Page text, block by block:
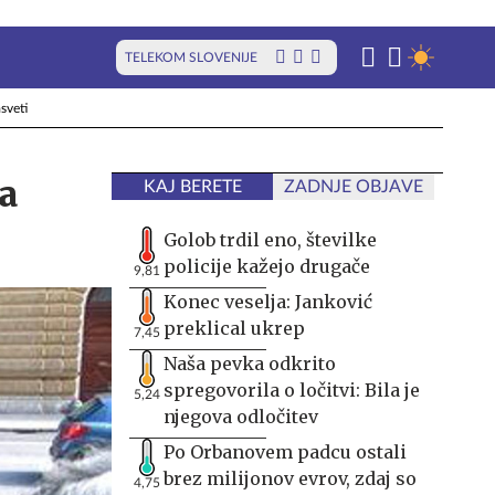
TELEKOM SLOVENIJE
KAJ BERETE ZADNJE OBJAVE
9,81
Golob trdil eno, številke
policije kažejo drugače
7,45
Konec veselja: Janković
preklical ukrep
5,24
Naša pevka odkrito
spregovorila o ločitvi: Bila je
njegova odločitev
4,75
Po Orbanovem padcu ostali
brez milijonov evrov, zdaj so